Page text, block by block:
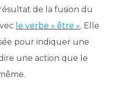
de la fusion du
le verbe « être ». Elle
pour indiquer une
une action que le